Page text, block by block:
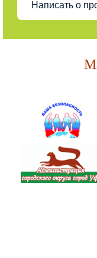
Написать о